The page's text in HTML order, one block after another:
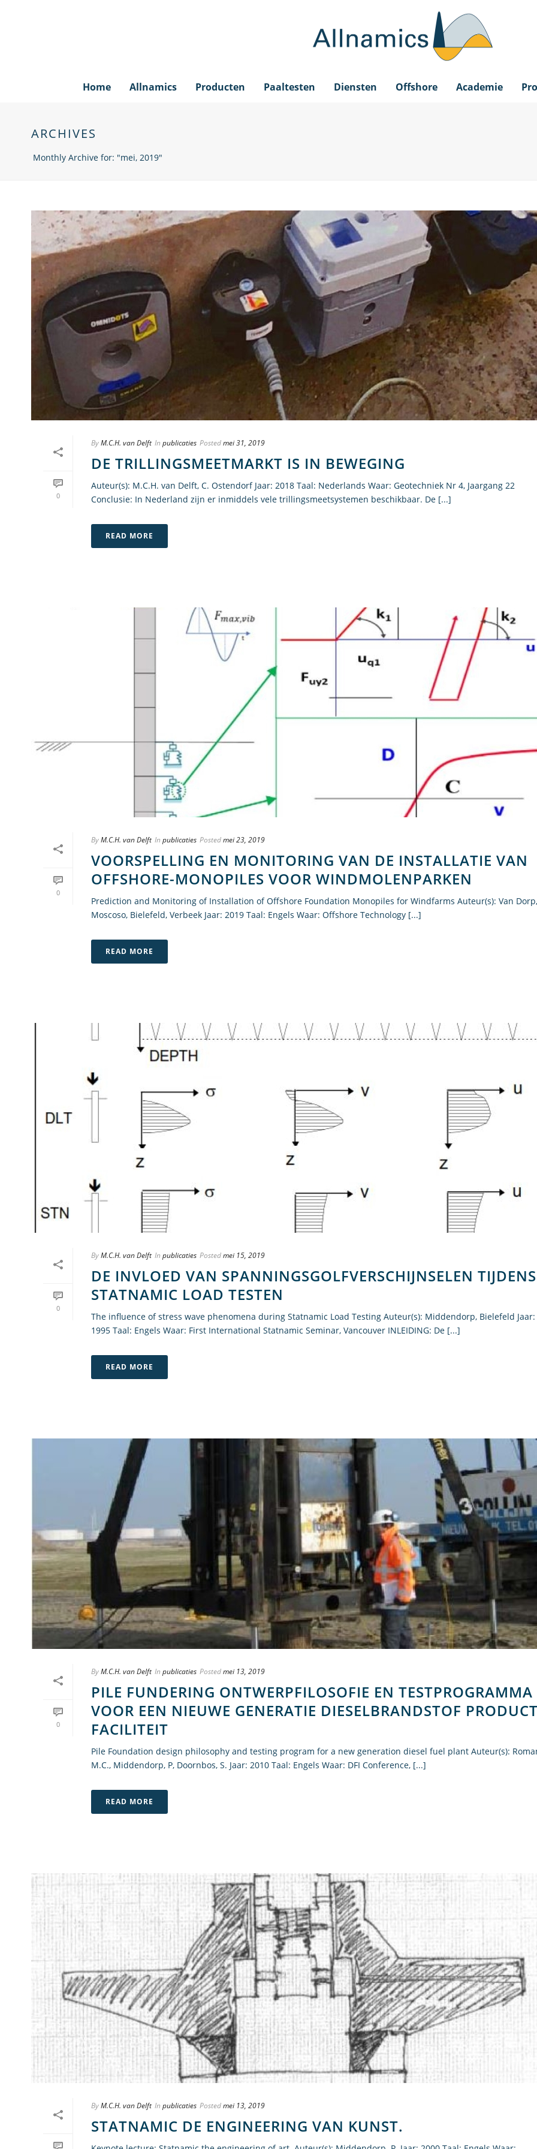
Home Allnamics Producten Paaltesten Diensten Offshore Academie
ARCHIVES
Monthly Archive for: "mei, 2019"
0
ByM.C.H. van Delft In publicaties Postedmei 31, 2019
DE TRILLINGSMEETMARKT IS IN BEWEGING
Auteur(s): M.C.H. van Delft, C. Ostendorf Jaar: 2018 Taal: Nederlands Waar: Geotechniek Nr 4, Jaargang 22
Conclusie: In Nederland zijn er inmiddels vele trillingsmeetsystemen beschikbaar. De [...]
READ MORE
0
ByM.C.H. van Delft In publicaties Postedmei 23, 2019
VOORSPELLING EN MONITORING VAN DE INSTALLATIE VAN
OFFSHORE-MONOPILES VOOR WINDMOLENPARKEN
Prediction and Monitoring of Installation of Offshore Foundation Monopiles for Windfarms Auteur(s): Van Dorp,
Moscoso, Bielefeld, Verbeek Jaar: 2019 Taal: Engels Waar: Offshore Technology [...]
READ MORE
0
ByM.C.H. van Delft In publicaties Postedmei 15, 2019
DE INVLOED VAN SPANNINGSGOLFVERSCHIJNSELEN TIJDENS
STATNAMIC LOAD TESTEN
The influence of stress wave phenomena during Statnamic Load Testing Auteur(s): Middendorp, Bielefeld Jaar:
1995 Taal: Engels Waar: First International Statnamic Seminar, Vancouver INLEIDING: De [...]
READ MORE
0
ByM.C.H. van Delft In publicaties Postedmei 13, 2019
PILE FUNDERING ONTWERPFILOSOFIE EN TESTPROGRAMMA
VOOR EEN NIEUWE GENERATIE DIESELBRANDSTOF
FACILITEIT
Pile Foundation design philosophy and testing program for a new generation diesel fuel plant Auteur(s):
M.C., Middendorp, P, Doornbos, S. Jaar: 2010 Taal: Engels Waar: DFI Conference, [...]
READ MORE
ByM.C.H. van Delft In publicaties Postedmei 13, 2019
STATNAMIC DE ENGINEERING VAN KUNST.